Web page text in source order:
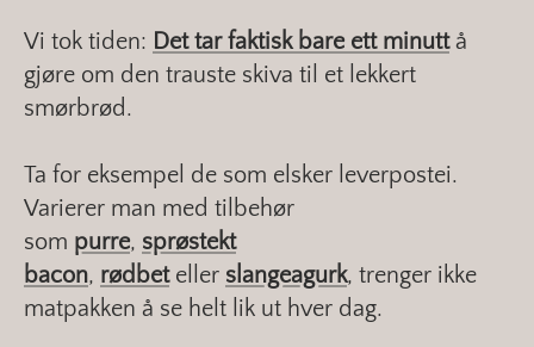
Vi tok tiden: Det tar faktisk bare ett minuttå
gjøre om den trauste skiva til et lekkert
smørbrød.
Ta for eksempel de som elsker leverpostei.
Varierer man med tilbehør
som purre, sprøstekt
bacon, rødbeteller slangeagurk, trenger ikke
matpakken å se helt lik ut hver dag.